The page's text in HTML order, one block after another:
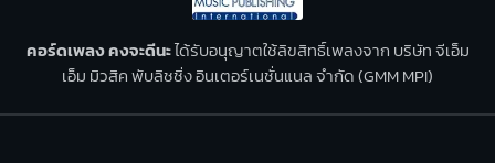
คอร์ดเพลง คงจะดีนะได้รับอนุญาตใช้ลิขสิทธิ์เพลงจาก บริษัท จีเอ็ม
เอ็ม มิวสิค พับลิชชิ่ง อินเตอร์เนชั่นแนล จำกัด (GMM MPI)